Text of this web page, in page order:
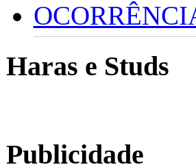
Haras e Studs
Publicidade